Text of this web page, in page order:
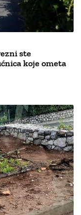
ste
koje ometa